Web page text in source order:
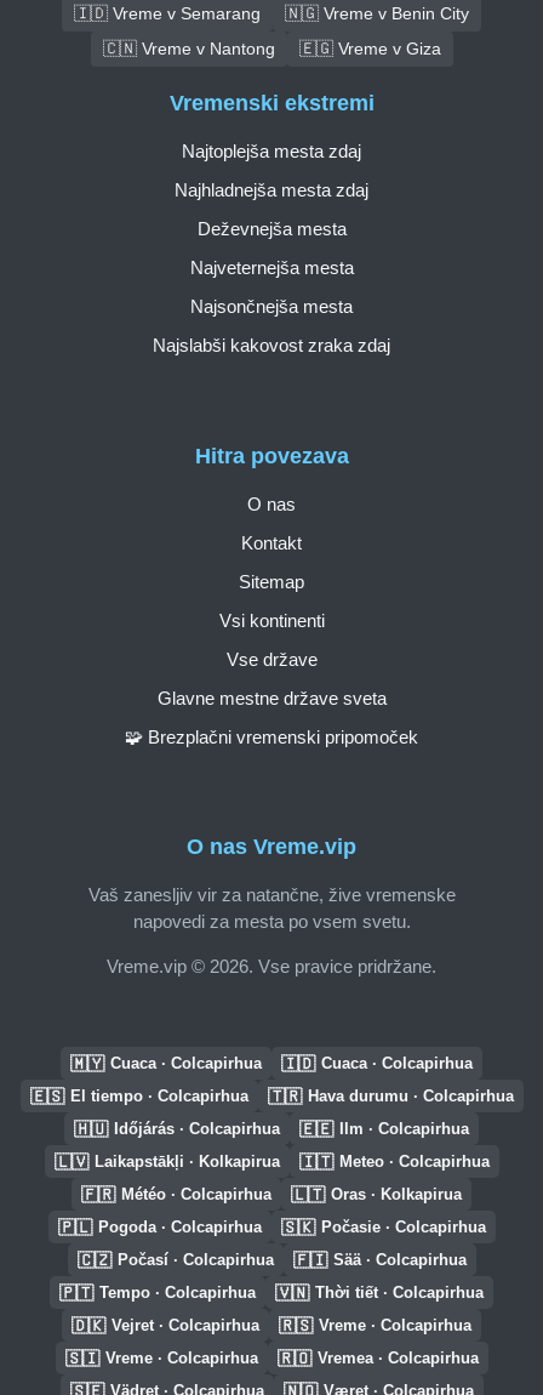
🇮🇩 Vreme v Semarang
🇳🇬 Vreme v Benin City
🇨🇳 Vreme v Nantong
🇪🇬 Vreme v Giza
O nas Vreme.vip
Vaš zanesljiv vir za natančne, žive vremenske
napovedi za mesta po vsem svetu.
Vreme.vip © 2026. Vse pravice pridržane.
Hitra povezava
O nas
Kontakt
Sitemap
Vsi kontinenti
Vse države
Glavne mestne države sveta
🧩 Brezplačni vremenski pripomoček
Vremenski ekstremi
Najtoplejša mesta zdaj
Najhladnejša mesta zdaj
Deževnejša mesta
Najveternejša mesta
Najsončnejša mesta
Najslabši kakovost zraka zdaj
🇲🇾 Cuaca · Colcapirhua 🇮🇩 Cuaca · Colcapirhua
🇪🇸 El tiempo · Colcapirhua 🇹🇷 Hava durumu · Colcapirhua
🇭🇺 Időjárás · Colcapirhua 🇪🇪 Ilm · Colcapirhua
🇱🇻 Laikapstākļi · Kolkapirua 🇮🇹 Meteo · Colcapirhua
🇫🇷 Météo · Colcapirhua 🇱🇹 Oras · Kolkapirua
🇵🇱 Pogoda · Colcapirhua 🇸🇰 Počasie · Colcapirhua
🇨🇿 Počasí · Colcapirhua 🇫🇮 Sää · Colcapirhua
🇵🇹 Tempo · Colcapirhua 🇻🇳 Thời tiết · Colcapirhua
🇩🇰 Vejret · Colcapirhua 🇷🇸 Vreme · Colcapirhua
🇸🇮 Vreme · Colcapirhua 🇷🇴 Vremea · Colcapirhua
🇸🇪 Vädret · Colcapirhua 🇳🇴 Været · Colcapirhua